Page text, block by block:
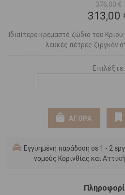
376,00 €
313,00
Ιδιαίτερο κρεμαστό ζώδιο του
λευκές πέτρες ζιργκόν
Επιλέξτε:
ΑΓΟΡΑ
Εγγυημένη παράδοση σε 1 - 2
νομούς Κορινθίας και